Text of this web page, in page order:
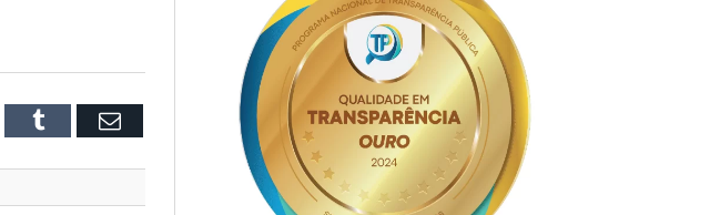
Tumblr Email